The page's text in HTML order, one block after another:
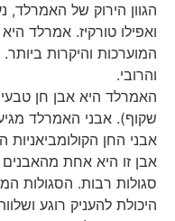
של האמרלד, נע בין
טורקיז. אמרלד היא אחת
והיקרות ביותר. שלוש
היא אבן חן טבעית
אבני האמרלד מגיעות
הקולומביאניות הן
היא אחת מהאבנים הנדירות
רבות. הסגולות המיוחסות
להעניק רוגע ושלוות רוח